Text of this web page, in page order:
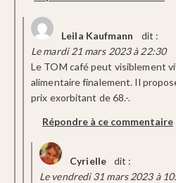
Leila Kaufmann
dit :
Le mardi 21 mars 2023 à 22:30
Le TOM café peut visiblement
alimentaire finalement. Il
prix exorbitant de 68.-.
Répondre à ce commentaire
Cyrielle
dit :
Le vendredi 31 mars 2023 à